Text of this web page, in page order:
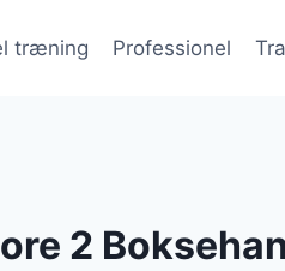
træning Professionel
2